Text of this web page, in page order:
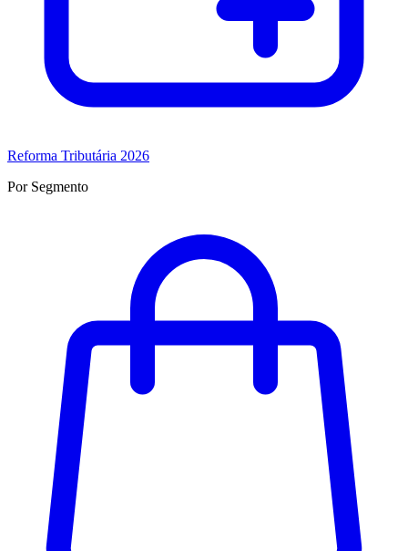
Reforma Tributária 2026
Por Segmento